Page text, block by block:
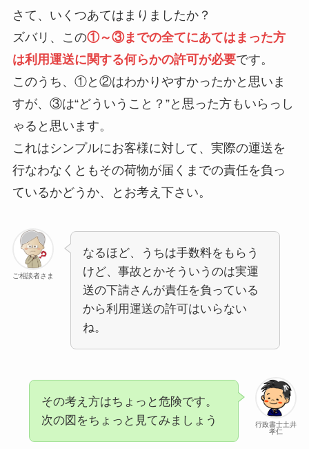
さて、いくつあてはまりましたか？
ズバリ、この①～③までの全てにあてはまった方
は利用運送に関する何らかの許可が必要です。
このうち、①と②はわかりやすかったかと思いま
すが、③は“どういうこと？”と思った方もいらっし
ゃると思います。
これはシンプルにお客様に対して、実際の運送を
行なわなくともその荷物が届くまでの責任を負っ
ているかどうか、とお考え下さい。
ご相談者さま
なるほど、うちは手数料をもらう
けど、事故とかそういうのは実運
送の下請さんが責任を負っている
から利用運送の許可はいらない
ね。
行政書士土井
孝仁
その考え方はちょっと危険です。
次の図をちょっと見てみましょう